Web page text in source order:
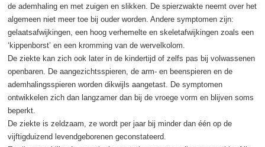
de ademhaling en met zuigen en slikken. De spierzwakte neemt over het
algemeen niet meer toe bij ouder worden. Andere symptomen zijn:
gelaatsafwijkingen, een hoog verhemelte en skeletafwijkingen zoals een
‘kippenborst’ en een kromming van de wervelkolom.
De ziekte kan zich ook later in de kindertijd of zelfs pas bij volwassenen
openbaren. De aangezichtsspieren, de arm- en beenspieren en de
ademhalingsspieren worden dikwijls aangetast. De symptomen
ontwikkelen zich dan langzamer dan bij de vroege vorm en blijven soms
beperkt.
De ziekte is zeldzaam, ze wordt per jaar bij minder dan één op de
vijftigduizend levendgeborenen geconstateerd.